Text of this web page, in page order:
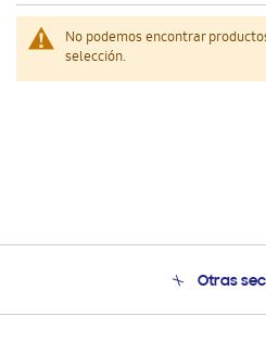
No podemos encontrar
selección.
Otras